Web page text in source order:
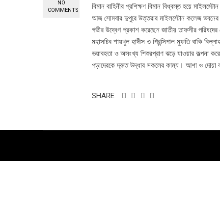
NO
COMMENTS
বিমান বাহিনীর প্রশিক্ষণ বিমান বিধ্বস্ত হয়ে
আজ সোমবার দুপুরে উত্তরার মাইলস্টোন কলেজ ভবনের
গভীর উদ্বেগ প্রকাশ করেছেন জাতীয় তাফসীর
মহাসচিব শায়খুল হাদীস ও প্রিন্সিপাল মুফতি বাকি
ভয়াবহতা ও অসংখ্য শিশুরপ্রাণ ঝড়ে যাওয়ার
পড়াদেরকে দ্রুত উদ্ধার সকলের কাম্য। আশা ও দোয়া
SHARE